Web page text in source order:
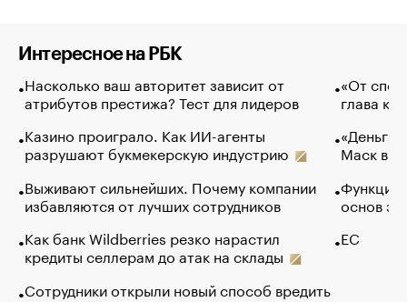
Интересное на РБК
Насколько ваш авторитет зависит от
атрибутов престижа? Тест для лидеров
Казино проиграло. Как ИИ-агенты
разрушают букмекерскую индустрию
Выживают сильнейших. Почему компании
избавляются от лучших сотрудников
Как банк Wildberries резко нарастил
кредиты селлерам до атак на склады
Сотрудники открыли новый способ вредить
«От
глава
«Деньги
Маск в
Функции
основ
ЕС